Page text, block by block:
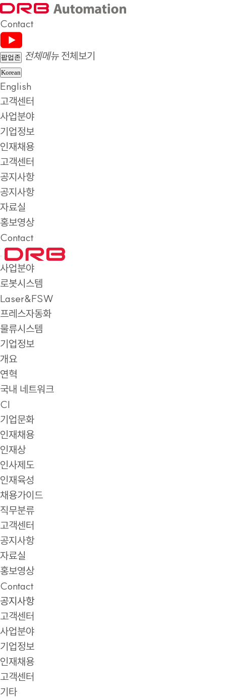
Contact
팝업존 전체메뉴 전체보기
Korean
English
고객센터
사업분야
기업정보
인재채용
고객센터
공지사항
공지사항
자료실
홍보영상
Contact
사업분야
로봇시스템
Laser&FSW
프레스자동화
물류시스템
기업정보
개요
연혁
국내 네트워크
CI
기업문화
인재채용
인재상
인사제도
인재육성
채용가이드
직무분류
고객센터
공지사항
자료실
홍보영상
Contact
공지사항
고객센터
사업분야
기업정보
인재채용
고객센터
기타